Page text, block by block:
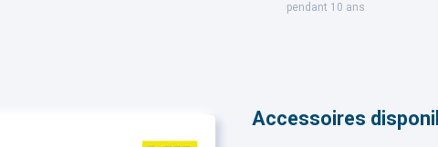
pendant 10 ans
Accessoires